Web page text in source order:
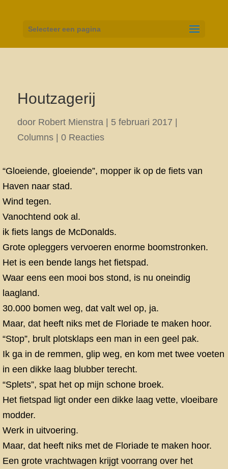
Selecteer een pagina
Houtzagerij
door Robert Mienstra| 5 februari 2017
Columns| 0 Reacties
“Gloeiende, gloeiende”, mopper ik op de fiets van
Haven naar stad.
Wind tegen.
Vanochtend ook al.
ik fiets langs de McDonalds.
Grote opleggers vervoeren enorme boomstronken.
Het is een bende langs het fietspad.
Waar eens een mooi bos stond, is nu oneindig
laagland.
30.000 bomen weg, dat valt wel op, ja.
Maar, dat heeft niks met de Floriade te maken hoor.
“Stop”, brult plotsklaps een man in een geel pak.
Ik ga in de remmen, glip weg, en kom met twee voeten
in een dikke laag blubber terecht.
“Splets”, spat het op mijn schone broek.
Het fietspad ligt onder een dikke laag vette, vloeibare
modder.
Werk in uitvoering.
Maar, dat heeft niks met de Floriade te maken hoor.
Een grote vrachtwagen krijgt voorrang over het